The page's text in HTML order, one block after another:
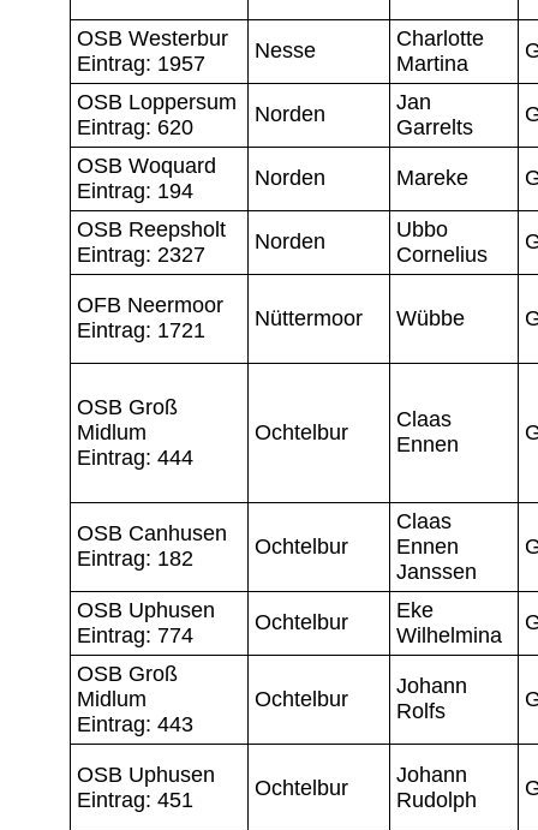
OSB Westerbur
Eintrag: 1957
Nesse
Charlotte
Martina
OSB Loppersum
Eintrag: 620
Norden
Jan
Garrelts
OSB Woquard
Eintrag: 194
Norden Mareke
OSB Reepsholt
Eintrag: 2327
Norden
Ubbo
Cornelius
OFB Neermoor
Eintrag: 1721
Nüttermoor Wübbe
OSB Groß
Midlum
Eintrag: 444
Ochtelbur
Claas
Ennen
OSB Canhusen
Eintrag: 182
Ochtelbur
Claas
Ennen
Janssen
OSB Uphusen
Eintrag: 774
Ochtelbur
Eke
Wilhelmina
OSB Groß
Midlum
Eintrag: 443
Ochtelbur
Johann
Rolfs
OSB Uphusen
Eintrag: 451
Ochtelbur
Johann
Rudolph